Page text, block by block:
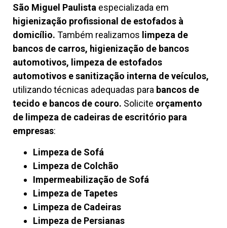
São Miguel Paulista especializada em
higienização profissional de estofados à
domicílio. Também realizamos limpeza de
bancos de carros, higienização de bancos
automotivos, limpeza de estofados
automotivos e sanitização interna de veículos,
utilizando técnicas adequadas para bancos de
tecido e bancos de couro. Solicite orçamento
de limpeza de cadeiras de escritório para
empresas:
Limpeza de Sofá
Limpeza de Colchão
Impermeabilização de Sofá
Limpeza de Tapetes
Limpeza de Cadeiras
Limpeza de Persianas